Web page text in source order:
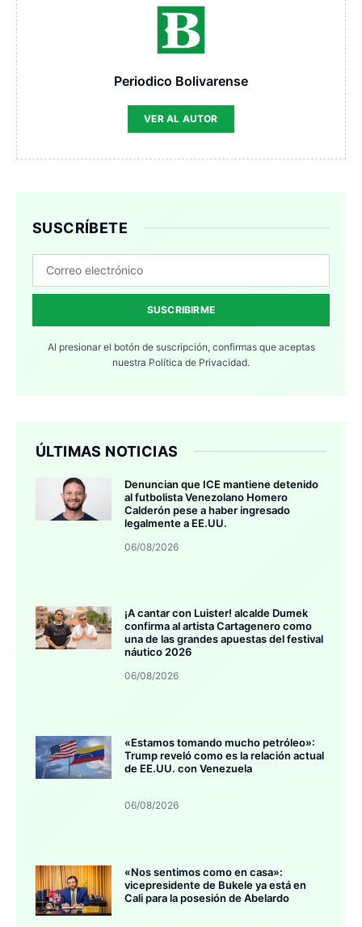
Periodico Bolivarense
VER AL AUTOR
SUSCRÍBETE
SUSCRIBIRME
Al presionar el botón de suscripción, confirmas que aceptas
nuestra Política de Privacidad.
ÚLTIMAS NOTICIAS
Denuncian que ICE mantiene detenido
al futbolista Venezolano Homero
Calderón pese a haber ingresado
legalmente a EE.UU.
06/08/2026
¡A cantar con Luister! alcalde Dumek
confirma al artista Cartagenero como
una de las grandes apuestas del festival
náutico 2026
06/08/2026
«Estamos tomando mucho petróleo»:
Trump reveló como es la relación actual
de EE.UU. con Venezuela
06/08/2026
«Nos sentimos como en casa»:
vicepresidente de Bukele ya está en
Cali para la posesión de Abelardo